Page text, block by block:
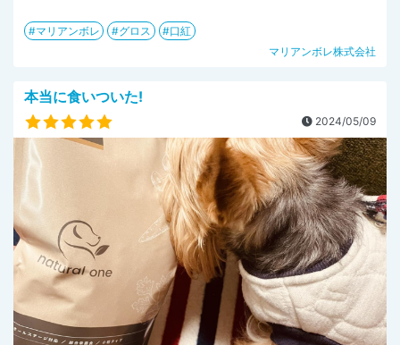
マリアンボレ グロス
口紅
マリアンボレ株式会社
本当に食いついた!
2024/05/09